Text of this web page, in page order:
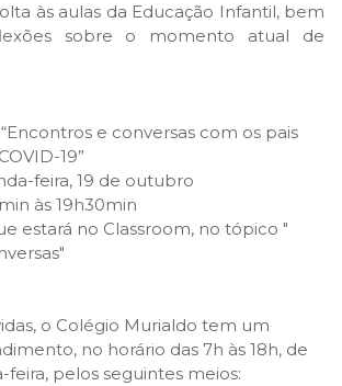
às aulas da Educação Infantil, bem
sobre o momento atual de
e conversas com os pais
19”
feira, 19 de outubro
às 19h30min
estará no Classroom, no tópico "
o Colégio Murialdo tem um
no horário das 7h às 18h, de
feira, pelos seguintes meios: